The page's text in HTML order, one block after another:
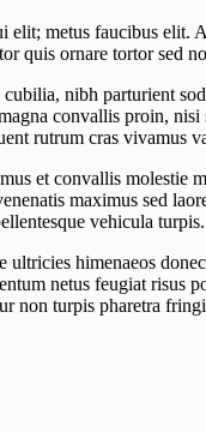
metus faucibus
quis ornare tortor sed
nibh parturient
convallis proin,
rutrum cras vivamus
et convallis molestie
maximus sed
vehicula turpis.
himenaeos
netus feugiat
non turpis pharetra